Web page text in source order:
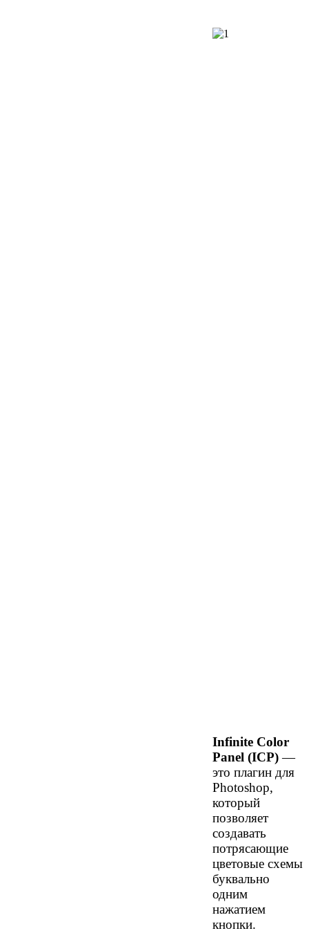
Infinite Color
Panel (ICP)—
это плагин для
Photoshop,
который
позволяет
создавать
потрясающие
цветовые схемы
буквально
одним
нажатием
кнопки.